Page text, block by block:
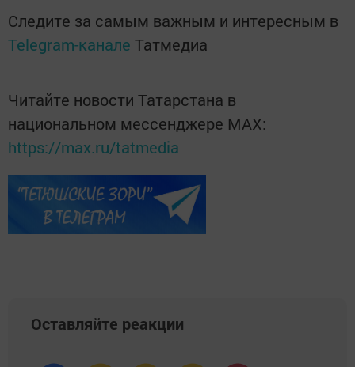
Следите за самым важным и интересным в
Telegram-канале Татмедиа
Читайте новости Татарстана в
национальном мессенджере MАХ:
https://max.ru/tatmedia
Оставляйте реакции